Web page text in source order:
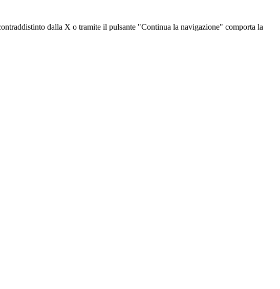
dalla X o tramite il pulsante "Continua la navigazione" comporta la